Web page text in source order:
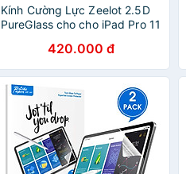
Kính Cường Lực Zeelot 2.5D
PureGlass cho cho iPad Pro 11
12.9 inch 2018- 2022/ Ipad Air
4/ Air 5/ Ipad Mini 6/ Ipad
Gen 9/10- Hàng Chính Hãng
420.000 đ